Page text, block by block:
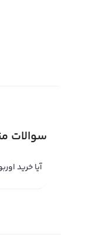
می‌دهد تا
تکنولوژی
فروش
واقعیت
سوالات
آیا خرید